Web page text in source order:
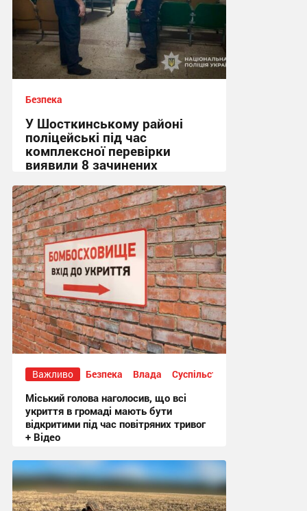
Безпека
У Шосткинському районі
поліцейські під час
комплексної перевірки
виявили 8 зачинених
15:36, 7.08.2026
Важливо Безпека Влада Суспільство
Міський голова наголосив, що всі
укриття в громаді мають бути
відкритими під час повітряних тривог
+ Відео
20:50, 3.08.2026